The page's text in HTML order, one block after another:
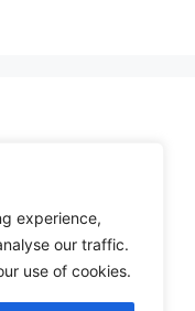
experience,
our traffic.
use of cookies.